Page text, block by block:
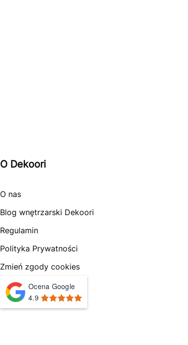
O Dekoori
O nas
Blog wnętrzarski Dekoori
Regulamin
Polityka Prywatności
Zmień zgody cookies
Ocena Google
4.9